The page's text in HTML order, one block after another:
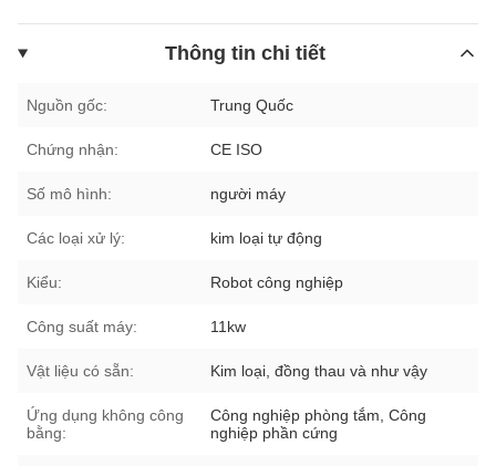
Thông tin chi tiết
Nguồn gốc: Trung Quốc
Chứng nhận: CE ISO
Số mô hình: người máy
Các loại xử lý: kim loại tự động
Kiểu: Robot công nghiệp
Công suất máy: 11kw
Vật liệu có sẵn: Kim loại, đồng thau và như vậy
Ứng dụng không công
bằng:
Công nghiệp phòng tắm, Công
nghiệp phần cứng